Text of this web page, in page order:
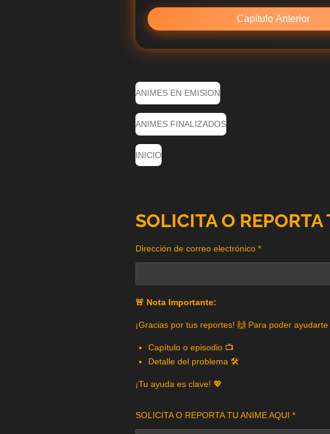
Capítulo Anterior
ANIMES EN EMISION
ANIMES FINALIZADOS
INICIO
SOLICITA O REPORTA
Dirección de correo electrónico *
🚨 Nota Importante:
¡Gracias por tus reportes! 🙌 Para poder
Capítulo o episodio 📺
Detalle del problema 🛠️
¡Tu ayuda es clave! 💖
SOLICITA O REPORTA TU ANIME AQUI *